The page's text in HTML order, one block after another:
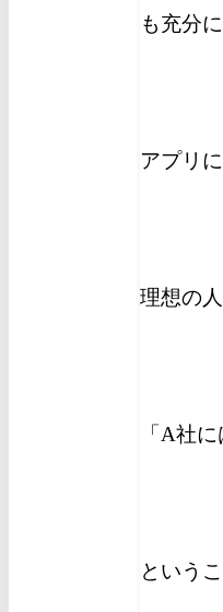
も充分
アプリ
理想の
「A社
という